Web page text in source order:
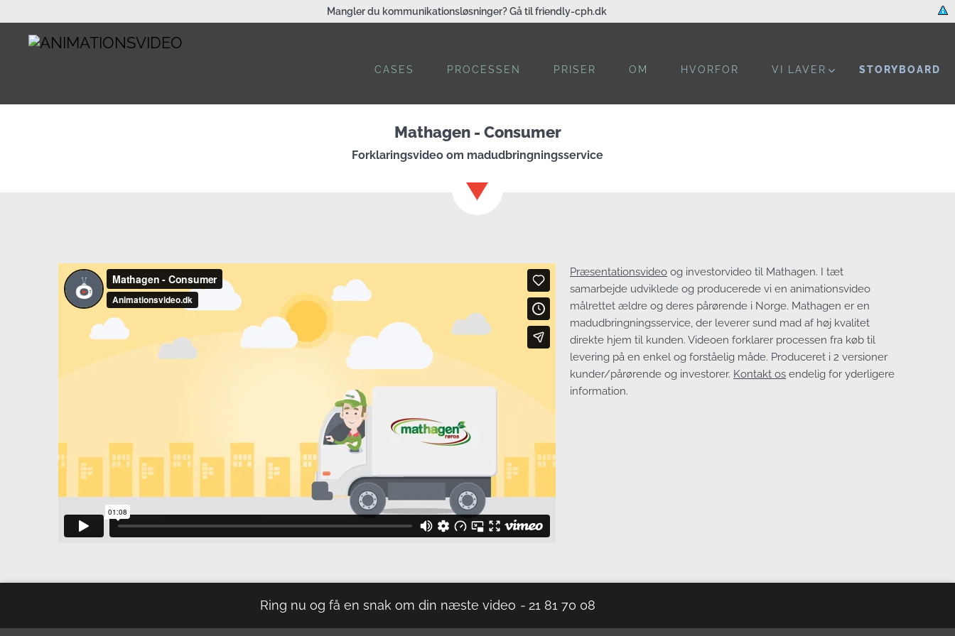
Mangler du kommunikationsløsninger? Gå til friendly-cph.dk
CASES PROCESSEN PRISER OM HVORFOR VI LAVER STORYBOARD
Mathagen - Consumer
Forklaringsvideo om madudbringningsservice
Præsentationsvideo og investorvideo til Mathagen. I tæt
samarbejde udviklede og producerede vi en animationsvideo
målrettet ældre og deres pårørende i Norge. Mathagen er en
madudbringningsservice, der leverer sund mad af høj kvalitet
direkte hjem til kunden. Videoen forklarer processen fra køb til
levering på en enkel og forståelig måde. Produceret i 2 versioner
kunder/pårørende og investorer. Kontakt os endelig for yderligere
information.
Ring nu og få en snak om din næste video - 21 81 70 08